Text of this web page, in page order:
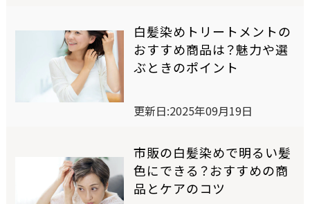
オイルインヘアマニキュア
オンラインショップ限定商品
おすすめアイテム診断
白髪染めトリートメントの
おすすめ商品は？魅力や選
ぶときのポイント
更新日:2025年09月19日
市販の白髪染めで明るい髪
色にできる？おすすめの商
品とケアのコツ